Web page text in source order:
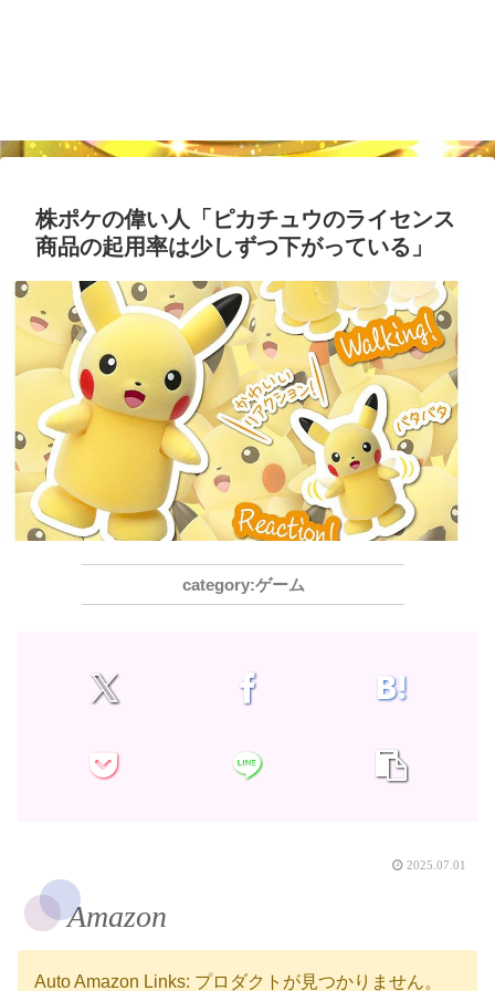
株ポケの偉い人「ピカチュウのライセンス
商品の起用率は少しずつ下がっている」
ゲーム
2025.07.01
Amazon
Auto Amazon Links: プロダクトが見つかりません。